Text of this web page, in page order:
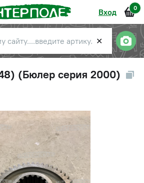
Вход 0
✕
(Бюлер серия 2000)